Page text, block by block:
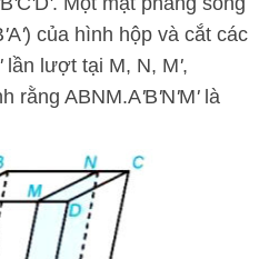
'A') của hình hộp và cắt các
'lần lượt tại M, N, M',
rằng ABNM.A'B'N'M'là